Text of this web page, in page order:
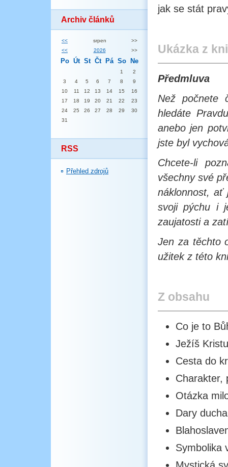
Archiv článků
<< srpen
>>
<<
2026 >>
Po Út St Čt Pá So Ne
1
2
3
4 5 6 7 8
9
10
11 12 13 14 15
16
17
18 19 20 21 22
23
24
25 26 27 28 29
30
31
RSS
Přehled zdrojů
jak se stát
Ukázka z
Předmluva
Než počnete
hledáte
anebo jen
jste byl
Chcete-li
všechny své
náklonnost, ať
svoji pýchu i
zaujatosti a
Jen za těchto
užitek z této
Z obsahu
Co je to
Ježíš
Cesta do
Charakter,
Otázka
Dary
Symbolika